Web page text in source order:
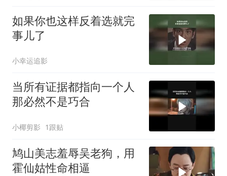
如果你也这样反着选就完
事儿了
小幸运追影
当所有证据都指向一个人
那必然不是巧合
小椰剪影 1跟贴
鸠山美志羞辱吴老狗，用
霍仙姑性命相逼